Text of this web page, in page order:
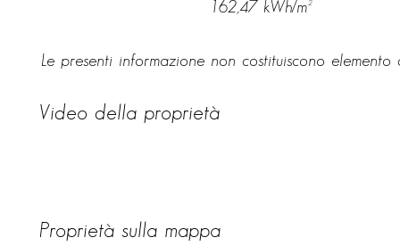
162,47 kWh/m²
Le presenti informazione non costituiscono elemento
Video della proprietà
Proprietà sulla mappa